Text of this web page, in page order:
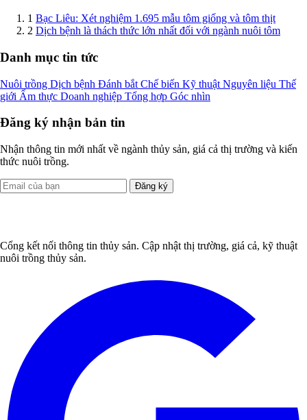
1 Bạc Liêu: Xét nghiệm 1.695 mẫu tôm giống và tôm thịt
2 Dịch bệnh là thách thức lớn nhất đối với ngành nuôi tôm
Danh mục tin tức
Nuôi trồng Dịch bệnh Đánh bắt Chế biến Kỹ thuật Nguyên liệu Thế
giới Ẩm thực Doanh nghiệp Tổng hợp Góc nhìn
Đăng ký nhận bản tin
Nhận thông tin mới nhất về ngành thủy sản, giá cả thị trường và kiến
thức nuôi trồng.
Đăng ký
Cổng kết nối thông tin thủy sản. Cập nhật thị trường, giá cả, kỹ thuật
nuôi trồng thủy sản.